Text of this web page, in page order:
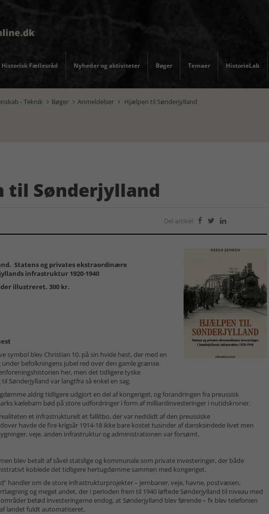
Historisk Fællesråd Nyheder og aktiviteter Bøger Temaer HistorieLab
- Teknik  Bøger  Anmeldelser  Hjælpen til Sønderjylland
til Sønderjylland
Del artikel:   
Statens og privates ekstraordinære
infrastruktur 1920-1940
illustreret. 300 kr.
symbol blev Christian 10. på sin hvide hest, der med en
under befolkningens jubel red over den gamle grænse.
her, men det tidligere tyske
Sønderjylland var langtfra så enkel en sag.
aldrig tidligere udgjort en del af kongeriget, og forandringen fra preussisk
kælebarn bød på store udfordringer i form af milliardinvesteringer i nutidskroner.
et infrastrukturelt et fallitbo, der var nedslidt af den preussiske
havde de fire krigsår 1914-18 ikke bare kostet tusinder af dansksindede livet men
veje, anden infrastruktur og administrationen var forsømt.
blev betalt af såvel statslige og kommunale som private investeringer, der både
koblede det tidligere hertugdømme sammen med kongeriget.
handler om de store infrastrukturprojekter – jernbaner, veje, havne, postvæsen,
og meget andet, der i perioden frem til 1940 løftede Sønderjylland til niveau med
betød investeringerne endog, at Sønderjylland blev førende – fx blev telefonien
landet fuldt automatiseret.